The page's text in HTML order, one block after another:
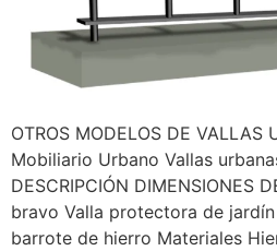
OTROS MODELOS DE VALLAS
Mobiliario Urbano Vallas
DESCRIPCIÓN DIMENSIONES
bravo Valla protectora de
barrote de hierro Materiales